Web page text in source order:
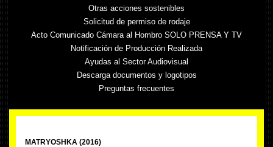
Otras acciones sostenibles
Solicitud de permiso de rodaje
Acto Comunicado Cámara al Hombro SOLO PRENSA Y TV
Notificación de Producción Realizada
Ayudas al Sector Audiovisual
Descarga documentos y logotipos
Preguntas frecuentes
MATRYOSHKA (2016)